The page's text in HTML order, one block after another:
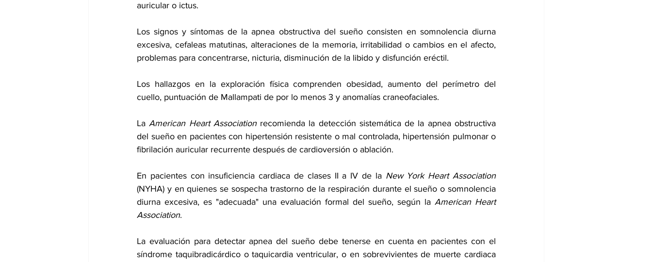
auricular o ictus.
Los signos y síntomas de la apnea obstructiva del sueño consisten en somnolencia diurna
excesiva, cefaleas matutinas, alteraciones de la memoria, irritabilidad o cambios en el afecto,
problemas para concentrarse, nicturia, disminución de la libido y disfunción eréctil.
Los hallazgos en la exploración física comprenden obesidad, aumento del perímetro del
cuello, puntuación de Mallampati de por lo menos 3 y anomalías craneofaciales.
La American Heart Association recomienda la detección sistemática de la apnea obstructiva
del sueño en pacientes con hipertensión resistente o mal controlada, hipertensión pulmonar o
fibrilación auricular recurrente después de cardioversión o ablación.
En pacientes con insuficiencia cardiaca de clases II a IV de la New York Heart Association
(NYHA) y en quienes se sospecha trastorno de la respiración durante el sueño o somnolencia
diurna excesiva, es "adecuada" una evaluación formal del sueño, según la American Heart
Association.
La evaluación para detectar apnea del sueño debe tenerse en cuenta en pacientes con el
síndrome taquibradicárdico o taquicardia ventricular, o en sobrevivientes de muerte cardiaca